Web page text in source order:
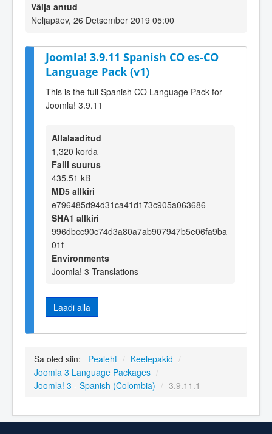
Välja antud
Neljapäev, 26 Detsember 2019 05:00
Joomla! 3.9.11 Spanish CO es-CO
Language Pack (v1)
This is the full Spanish CO Language Pack for
Joomla! 3.9.11
Allalaaditud
1,320 korda
Faili suurus
435.51 kB
MD5 allkiri
e796485d94d31ca41d173c905a063686
SHA1 allkiri
996dbcc90c74d3a80a7ab907947b5e06fa9ba
01f
Environments
Joomla! 3 Translations
Laadi alla
Sa oled siin: Pealeht / Keelepakid /
Joomla 3 Language Packages /
Joomla! 3 - Spanish (Colombia) / 3.9.11.1